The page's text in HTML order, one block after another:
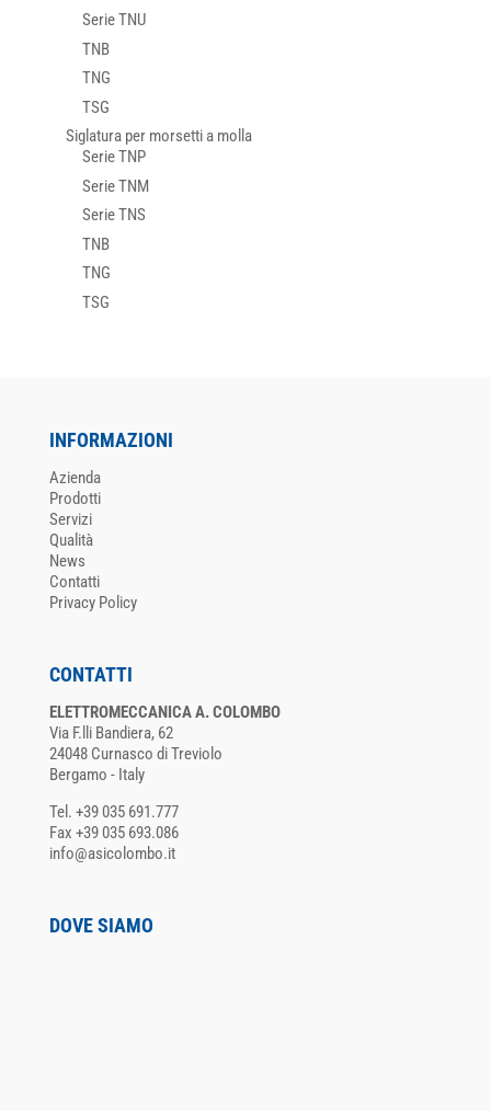
Serie TNU
TNB
TNG
TSG
Siglatura per morsetti a molla
Serie TNP
Serie TNM
Serie TNS
TNB
TNG
TSG
INFORMAZIONI
Azienda
Prodotti
Servizi
Qualità
News
Contatti
Privacy Policy
CONTATTI
ELETTROMECCANICA A. COLOMBO
Via F.lli Bandiera, 62
24048 Curnasco di Treviolo
Bergamo - Italy
Tel. +39 035 691.777
Fax +39 035 693.086
info@asicolombo.it
DOVE SIAMO